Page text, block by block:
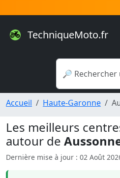
TechniqueMoto.fr
Accueil Haute-Garonne
Les meilleurs
autour de
Dernière mise à jour : 02 Août